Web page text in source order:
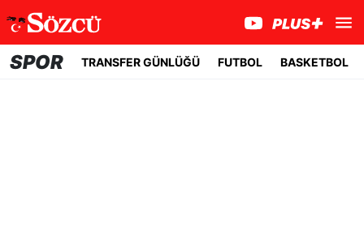
SPOR TRANSFER GÜNLÜĞÜ FUTBOL BASKETBOL